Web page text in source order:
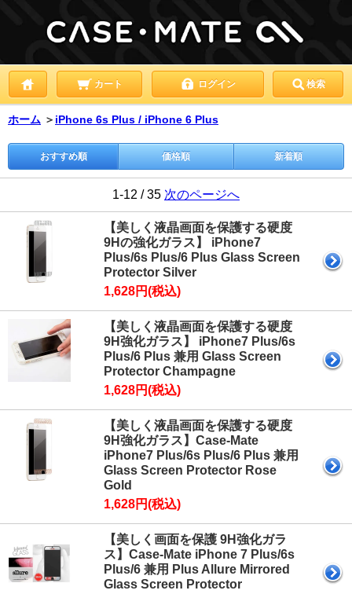
カート ログイン 検索
ホーム ＞ iPhone 6s Plus / iPhone 6 Plus
おすすめ順 価格順 新着順
1-12 / 35 次のページへ
【美しく液晶画面を保護する硬度
9Hの強化ガラス】 iPhone7
Plus/6s Plus/6 Plus Glass Screen
Protector Silver
1,628円(税込)
【美しく液晶画面を保護する硬度
9H強化ガラス】 iPhone7 Plus/6s
Plus/6 Plus 兼用 Glass Screen
Protector Champagne
1,628円(税込)
【美しく液晶画面を保護する硬度
9H強化ガラス】Case-Mate
iPhone7 Plus/6s Plus/6 Plus 兼用
Glass Screen Protector Rose
Gold
1,628円(税込)
【美しく画面を保護 9H強化ガラ
ス】Case-Mate iPhone 7 Plus/6s
Plus/6 兼用 Plus Allure Mirrored
Glass Screen Protector